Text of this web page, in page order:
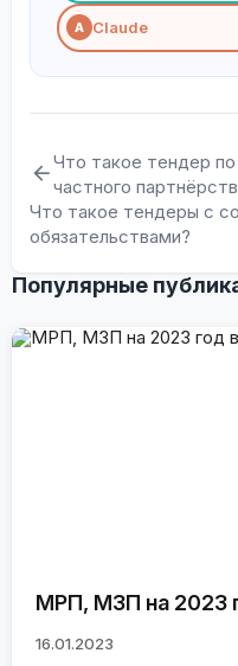
A Claude
Что такое тендер
частного
Что такое тендеры с
обязательствами?
Популярные
МРП, МЗП на 2023
16.01.2023